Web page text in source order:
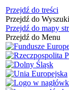
Przejdź do treści
Przejdź do
Przejdź do mapy
Przejdź do Menu